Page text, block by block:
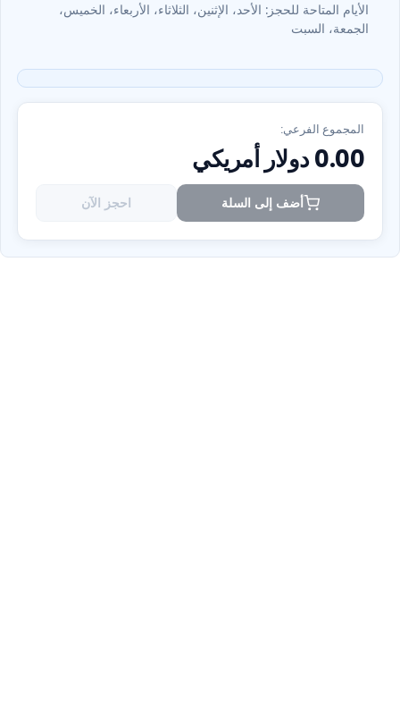
الأيام المتاحة للحجز: الأحد، الإثنين، الثلاثاء، الأربعاء، الخميس،
الجمعة، السبت
المجموع الفرعي:
0.00دولار أمريكي
أضف إلى السلة احجز الآن